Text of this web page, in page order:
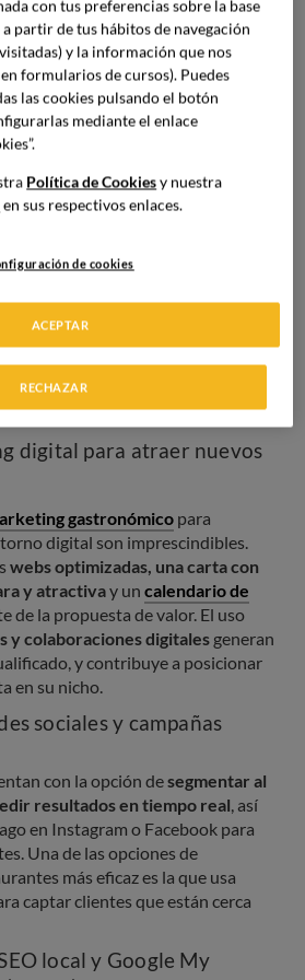
gran medida en el componente
de la gastronomía.
la visibilidad y
restaurantes aumenta la
a boca digital. También facilita la
como colaboraciones con
tanto,potencia una mayor
captación de
digital para atraer nuevos
gastronómico para
digital son imprescindibles.
webs optimizadas, una carta con
y atractivay un calendario de
de la propuesta de valor. El uso
y colaboraciones digitales generan
y contribuye a posicionar
en su nicho.
sociales y campañas
con la opción desegmentar al
resultados en tiempo real , así
en Instagram o Facebook para
Una de las opciones de
más eficaz es la que usa
captar clientes que están cerca
local y Google My
con tus preferencias sobre la base
partir de tus hábitos de navegación
y la información que nos
formularios de cursos). Puedes
las cookies pulsando el botón
mediante el enlace
Política de Cookiesy nuestra
en sus respectivos enlaces.
de cookies
RECHAZAR
ACEPTAR